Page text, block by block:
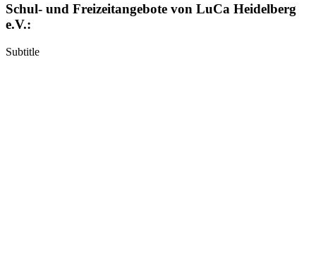
Schul- und Freizeitangebote von LuCa Heidelberg
e.V.:
Subtitle